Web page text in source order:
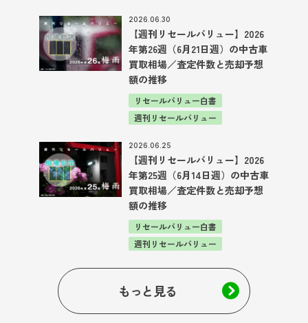
2026.06.30
【週刊リセールバリュー】2026
年第26週（6月21日週）の中古車
買取相場／査定件数と売却予想
額の推移
リセールバリュー白書
週刊リセールバリュー
2026.06.25
【週刊リセールバリュー】2026
年第25週（6月14日週）の中古車
買取相場／査定件数と売却予想
額の推移
リセールバリュー白書
週刊リセールバリュー
もっと見る